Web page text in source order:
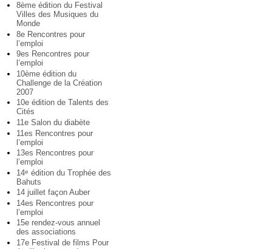
8ème édition du Festival
Villes des Musiques du
Monde
8e Rencontres pour
l’emploi
9es Rencontres pour
l’emploi
10ème édition du
Challenge de la Création
2007
10e édition de Talents des
Cités
11e Salon du diabète
11es Rencontres pour
l’emploi
13es Rencontres pour
l’emploi
14e édition du Trophée des
Bahuts
14 juillet façon Auber
14es Rencontres pour
l’emploi
15e rendez-vous annuel
des associations
17e Festival de films Pour